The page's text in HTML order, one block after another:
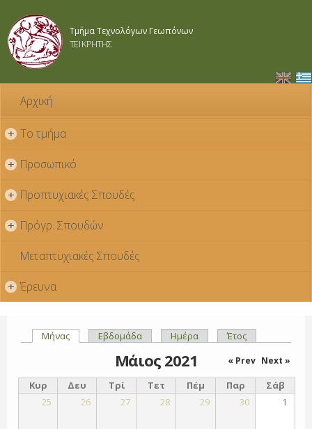
κυρίως
Τμήμα Τεχνολόγων Γεωπόνων
ΤΕΙ ΚΡΗΤΗΣ
Αρχική
+ Το τμήμα
+ Προσωπικό
+ Προπτυχιακές Σπουδές
+ Πρόγρ. Σπουδών
Μεταπτυχιακές Σπουδές
+ Έρευνα
Πρωτεύουσες καρτέλες
Μήνας(ενεργή καρτέλα)
Εβδομάδα Ημέρα Έτος
Μάιος 2021 « Prev Next »
Κυρ Δευ Τρί Τετ Πέμ Παρ
Σάβ
25
26 27 28 29 30 1